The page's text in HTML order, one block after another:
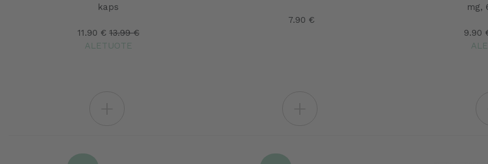
kaps
11.90 € 13.99 €
ALETUOTE
7.90 €
mg,
9.90